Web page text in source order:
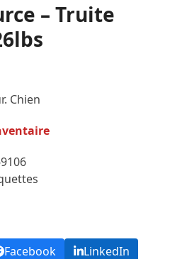
– Truite
Chien
Facebook
LinkedIn